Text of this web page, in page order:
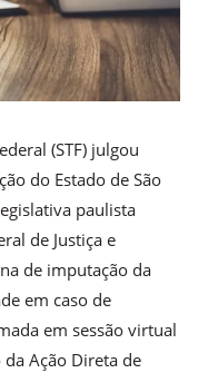
(STF) julgou
do Estado de São
paulista
de Justiça e
de imputação da
em caso de
em sessão virtual
Ação Direta de